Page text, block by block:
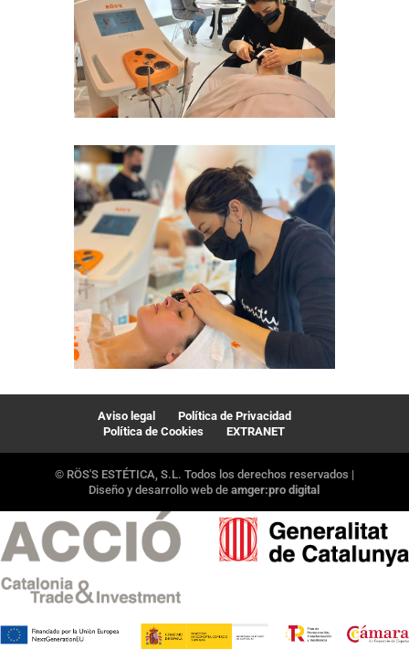
Aviso legal
Política de Privacidad
Política de Cookies
EXTRANET
© RÖS'S ESTÉTICA, S.L. Todos los derechos reservados |
Diseño y desarrollo web deamger:pro digital